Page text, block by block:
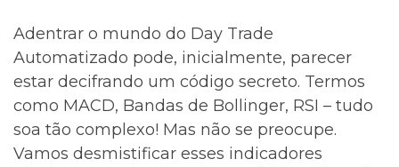
Adentrar o mundo do Day Trade
Automatizado pode, inicialmente, parecer
estar decifrando um código secreto. Termos
como MACD, Bandas de Bollinger, RSI – tudo
soa tão complexo! Mas não se preocupe.
Vamos desmistificar esses indicadores